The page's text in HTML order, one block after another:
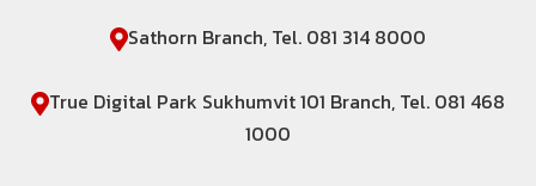
Sathorn Branch, Tel. 081 314 8000
True Digital Park Sukhumvit 101 Branch, Tel. 081 468
1000